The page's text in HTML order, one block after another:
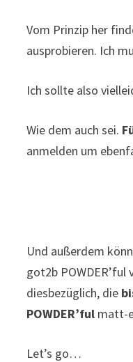
Vom Prinzip her
ausprobieren. Ich
Ich sollte also
Wie dem auch sei.
anmelden um
Und außerdem
got2b
diesbezüglich, die
POWDER’ful matt-
Let’s go…